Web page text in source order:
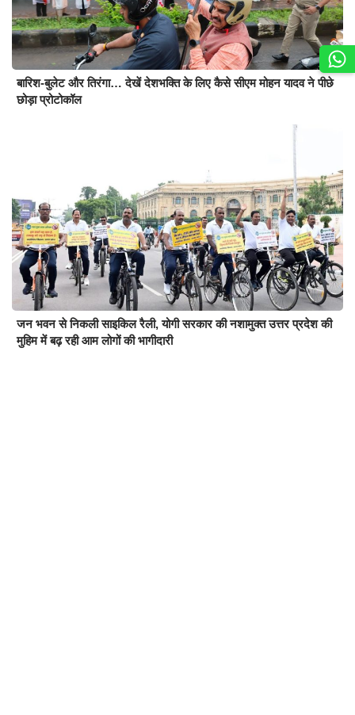
बारिश-बुलेट और तिरंगा… देखें देशभक्ति के लिए कैसे सीएम मोहन यादव ने पीछे
छोड़ा प्रोटोकॉल
जन भवन से निकली साइकिल रैली, योगी सरकार की नशामुक्त उत्तर प्रदेश की
मुहिम में बढ़ रही आम लोगों की भागीदारी